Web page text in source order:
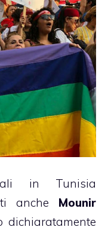
in Tunisia
anche Mounir
dichiaratamente